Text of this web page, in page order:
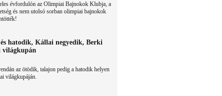
évfordulón az Olimpiai Bajnokok Klubja, a
és nem utolsó sorban olimpiai bajnokok
hatodik, Kállai negyedik, Berki
világkupán
az ötödik, talajon pedig a hatodik helyen
világkupáján.